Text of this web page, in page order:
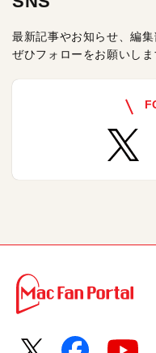
最新記事やお知らせ、編
ぜひフォローをお願いしま